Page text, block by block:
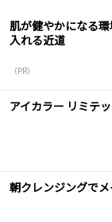
肌が健やかになる
入れる近道
（PR）
アイカラー リミテ
朝クレンジングで